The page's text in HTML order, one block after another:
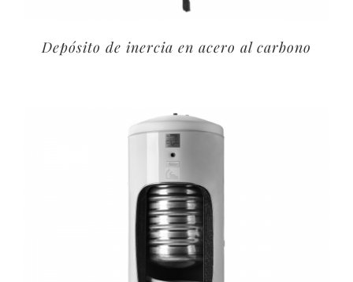
Depósito de inercia en acero al carbono